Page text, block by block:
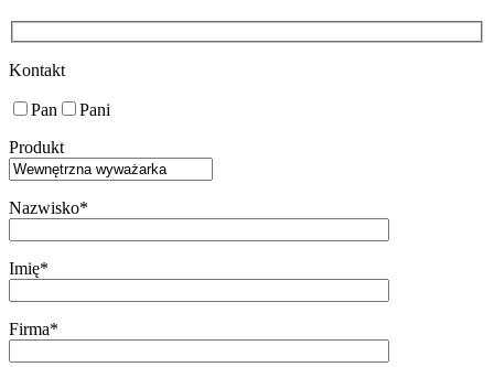
Kontakt
Pan
Pani
Produkt
Nazwisko*
Imię*
Firma*